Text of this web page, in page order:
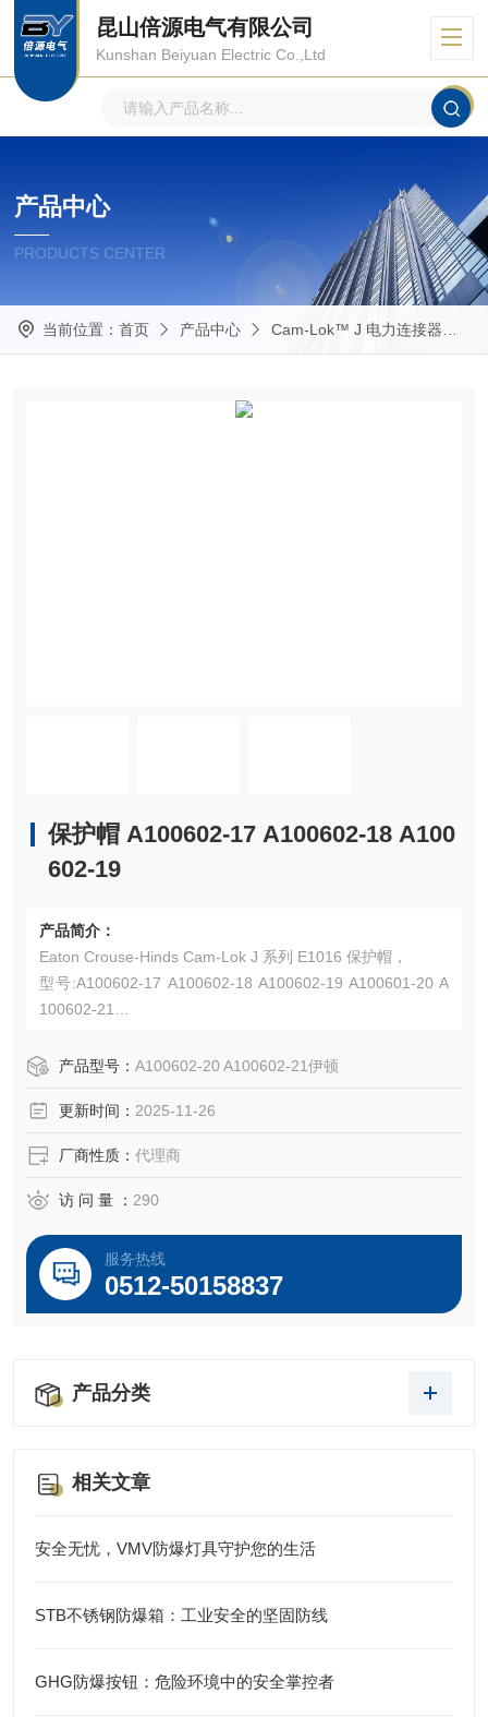
昆山倍源电气有限公司
Kunshan Beiyuan Electric Co.,Ltd
产品中心
PRODUCTS CENTER
当前位置： 首页 产品中心 Cam-Lok™ J 电力连接器
保护帽 A100602-17 A100602-18 A100
602-19
产品简介：
Eaton Crouse-Hinds Cam-Lok J 系列 E1016 保护帽，
型号:A100602-17 A100602-18 A100602-19 A100601-20 A
100602-21
PE),NEMA 3R
产品型号： A100602-20 A100602-21伊顿
更新时间： 2025-11-26
厂商性质： 代理商
访 问 量 ： 290
服务热线
0512-50158837
产品分类
相关文章
安全无忧，VMV防爆灯具守护您的生活
STB不锈钢防爆箱：工业安全的坚固防线
GHG防爆按钮：危险环境中的安全掌控者